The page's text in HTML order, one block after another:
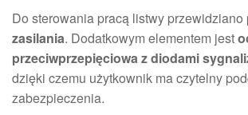
Do sterowania pracą listwy przewidziano
zasilania. Dodatkowym elementem jest
przeciwprzepięciowa z diodami
dzięki czemu użytkownik ma czytelny
zabezpieczenia.